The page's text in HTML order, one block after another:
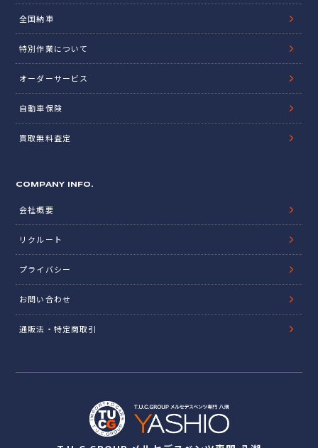
全国納車
特別作業について
オーダーサービス
自動車保険
買取無料査定
COMPANY INFO.
会社概要
リクルート
プライバシー
お問い合わせ
通販法・特定商取引